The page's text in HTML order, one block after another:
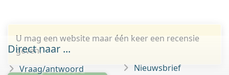
U mag een website maar één keer een recensie
geven.
Direct naar ...
Vraag/antwoord
Nieuwsbrief